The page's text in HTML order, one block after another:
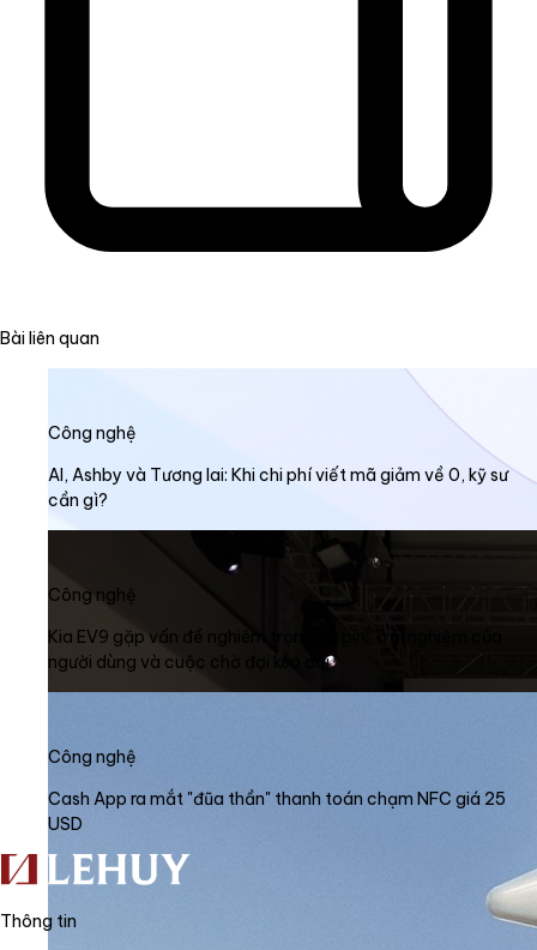
Bài liên quan
Công nghệ
AI, Ashby và Tương lai: Khi chi phí viết mã giảm về 0, kỹ sư
cần gì?
Công nghệ
Kia EV9 gặp vấn đề nghiêm trọng về pin: Trải nghiệm của
người dùng và cuộc chờ đợi kéo dài
Công nghệ
Cash App ra mắt "đũa thần" thanh toán chạm NFC giá 25
USD
Thông tin